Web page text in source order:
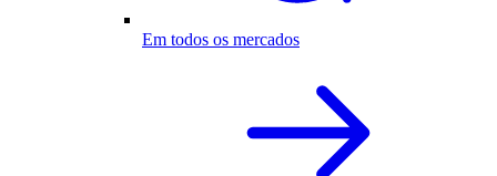
Em todos os mercados